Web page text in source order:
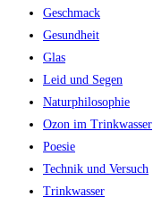
Geschmack
Gesundheit
Glas
Leid und Segen
Naturphilosophie
Ozon im Trinkwasser
Poesie
Technik und Versuch
Trinkwasser